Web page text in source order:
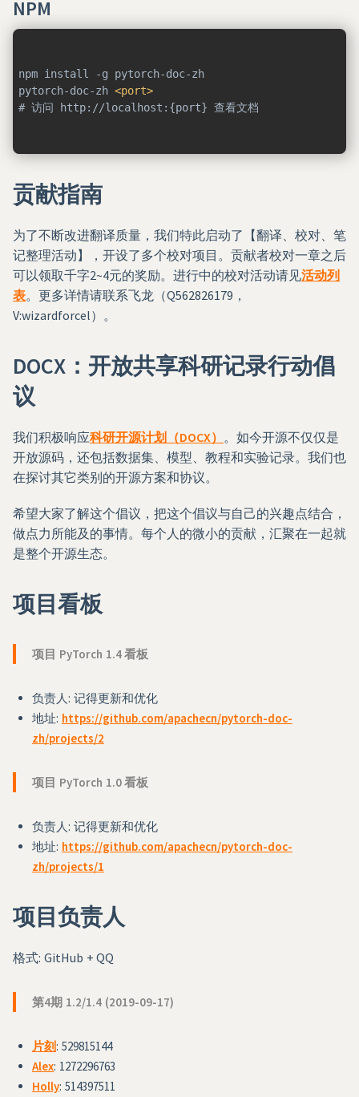
NPM
npm install -g pytorch-doc-zh
pytorch-doc-zh <port>
# 访问 http://localhost:{port} 查看文档
贡献指南
为了不断改进翻译质量，我们特此启动了【翻译、校对、笔
记整理活动】，开设了多个校对项目。贡献者校对一章之后
可以领取千字2~4元的奖励。进行中的校对活动请见活动列
表。更多详情请联系飞龙（Q562826179，
V:wizardforcel）。
DOCX：开放共享科研记录行动倡
议
我们积极响应科研开源计划（DOCX） 。如今开源不仅仅是
开放源码，还包括数据集、模型、教程和实验记录。我们也
在探讨其它类别的开源方案和协议。
希望大家了解这个倡议，把这个倡议与自己的兴趣点结合，
做点力所能及的事情。每个人的微小的贡献，汇聚在一起就
是整个开源生态。
项目看板
项目 PyTorch 1.4 看板
负责人: 记得更新和优化
地址: https://github.com/apachecn/pytorch-doc-
zh/projects/2
项目 PyTorch 1.0 看板
负责人: 记得更新和优化
地址: https://github.com/apachecn/pytorch-doc-
zh/projects/1
项目负责人
格式: GitHub + QQ
第4期 1.2/1.4 (2019-09-17)
片刻: 529815144
Alex: 1272296763
Holly: 514397511